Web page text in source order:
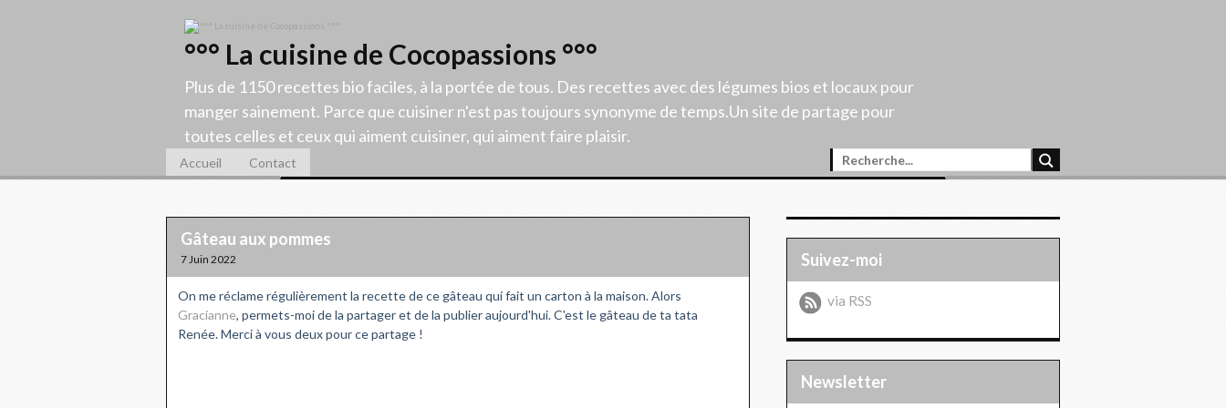
°°° La cuisine de Cocopassions °°°
Plus de 1150 recettes bio faciles, à la portée de tous. Des recettes avec des légumes bios et locaux pour
manger sainement. Parce que cuisiner n'est pas toujours synonyme de temps.Un site de partage pour
toutes celles et ceux qui aiment cuisiner, qui aiment faire plaisir.
Accueil Contact
Gâteau aux pommes
7 Juin 2022
On me réclame régulièrement la recette de ce gâteau qui fait un carton à la maison. Alors
Gracianne, permets-moi de la partager et de la publier aujourd'hui. C'est le gâteau de ta tata
Renée. Merci à vous deux pour ce partage !
Suivez-moi
via RSS
Newsletter